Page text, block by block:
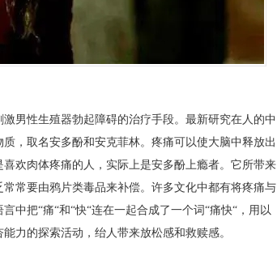
男性生殖器勃起障碍的治疗手段。最新研究在人的中
，取名安多酚和安克菲林。疼痛可以使大脑中释放出
欢肉体疼痛的人，实际上是安多酚上瘾者。它所带来
常要由鸦片类毒品来补偿。许多文化中都有将疼痛与
中把“痛“和“快“连在一起合成了一个词“痛快“，用以
力的探索活动，绐人带来放松感和救赎感。